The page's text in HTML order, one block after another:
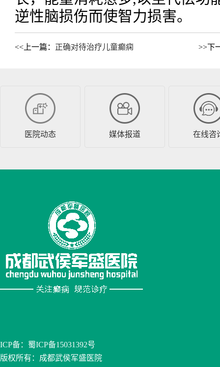
逆性脑损伤而使智力损害。
<<上一篇： 正确对待治疗儿童癫痫 >>下
医院动态 媒体报道 在线咨
ICP备： 蜀ICP备15031392号
版权所有：成都武侯军盛医院